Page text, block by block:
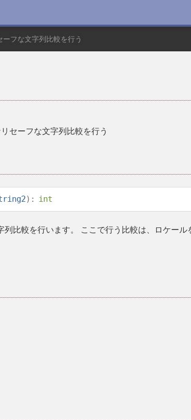
フな文字列比較を行う
セーフな文字列比較を行う
): int
比較を行います。 ここで行う比較は、ロケー